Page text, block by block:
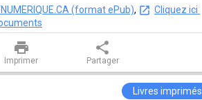
(format ePub),
Cliquez ici
print
Imprimer
share
Partager
Livres imprimés